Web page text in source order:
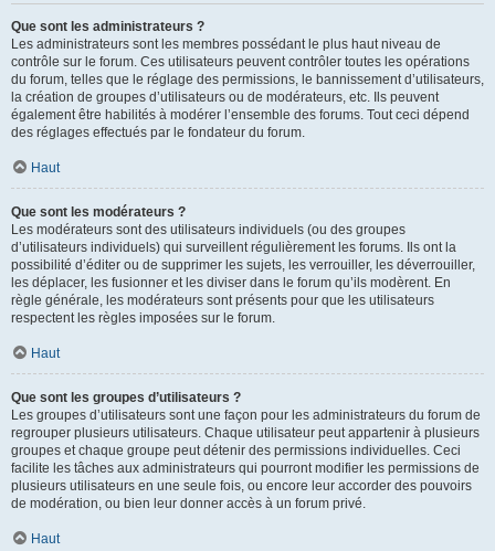
Que sont les administrateurs ?
Les administrateurs sont les membres possédant le plus haut niveau de
contrôle sur le forum. Ces utilisateurs peuvent contrôler toutes les opérations
du forum, telles que le réglage des permissions, le bannissement d’utilisateurs,
la création de groupes d’utilisateurs ou de modérateurs, etc. Ils peuvent
également être habilités à modérer l’ensemble des forums. Tout ceci dépend
des réglages effectués par le fondateur du forum.
Haut
Que sont les modérateurs ?
Les modérateurs sont des utilisateurs individuels (ou des groupes
d’utilisateurs individuels) qui surveillent régulièrement les forums. Ils ont la
possibilité d’éditer ou de supprimer les sujets, les verrouiller, les déverrouiller,
les déplacer, les fusionner et les diviser dans le forum qu’ils modèrent. En
règle générale, les modérateurs sont présents pour que les utilisateurs
respectent les règles imposées sur le forum.
Haut
Que sont les groupes d’utilisateurs ?
Les groupes d’utilisateurs sont une façon pour les administrateurs du forum de
regrouper plusieurs utilisateurs. Chaque utilisateur peut appartenir à plusieurs
groupes et chaque groupe peut détenir des permissions individuelles. Ceci
facilite les tâches aux administrateurs qui pourront modifier les permissions de
plusieurs utilisateurs en une seule fois, ou encore leur accorder des pouvoirs
de modération, ou bien leur donner accès à un forum privé.
Haut